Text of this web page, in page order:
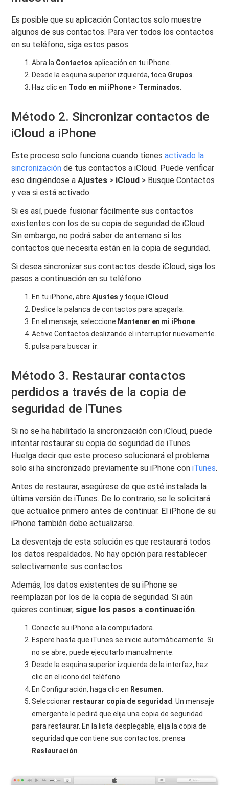
Es posible que su aplicación Contactos solo muestre
algunos de sus contactos. Para ver todos los contactos
en su teléfono, siga estos pasos.
Abra la Contactosaplicación en tu iPhone.
Desde la esquina superior izquierda, toca Grupos
Haz clic en Todo en mi iPhone > Terminados
Método 2. Sincronizar contactos de
iCloud a iPhone
Este proceso solo funciona cuando tienesactivado la
sincronización de tus contactos a iCloud. Puede verificar
eso dirigiéndose aAjustes > iCloud > Busque Contactos
y vea si está activado.
Si es así, puede fusionar fácilmente sus contactos
existentes con los de su copia de seguridad de iCloud.
Sin embargo, no podrá saber de antemano si los
contactos que necesita están en la copia de seguridad.
Si desea sincronizar sus contactos desde iCloud, siga los
pasos a continuación en su teléfono.
En tu iPhone, abreAjustesy toque iCloud
Deslice la palanca de contactos para apagarla.
En el mensaje, seleccione Mantener en mi iPhone
Active Contactos deslizando el interruptor nuevamente.
pulsa para buscar ir
Método 3. Restaurar contactos
perdidos a través de la copia de
seguridad de iTunes
Si no se ha habilitado la sincronización con iCloud, puede
intentar restaurar su copia de seguridad de iTunes.
Huelga decir que este proceso solucionará el problema
solo si ha sincronizado previamente su iPhone coniTunes.
Antes de restaurar, asegúrese de que esté instalada la
última versión de iTunes. De lo contrario, se le solicitará
que actualice primero antes de continuar. El iPhone de su
iPhone también debe actualizarse.
La desventaja de esta solución es que restaurará todos
los datos respaldados. No hay opción para restablecer
selectivamente sus contactos.
Además, los datos existentes de su iPhone se
reemplazan por los de la copia de seguridad. Si aún
quieres continuar, sigue los pasos a continuación.
Conecte su iPhone a la computadora.
Espere hasta que iTunes se inicie automáticamente. Si
no se abre, puede ejecutarlo manualmente.
Desde la esquina superior izquierda de la interfaz, haz
clic en el icono del teléfono.
En Configuración, haga clic en Resumen
Seleccionar restaurar copia de seguridad . Un mensaje
emergente le pedirá que elija una copia de seguridad
para restaurar. En la lista desplegable, elija la copia de
seguridad que contiene sus contactos. prensa
Restauración